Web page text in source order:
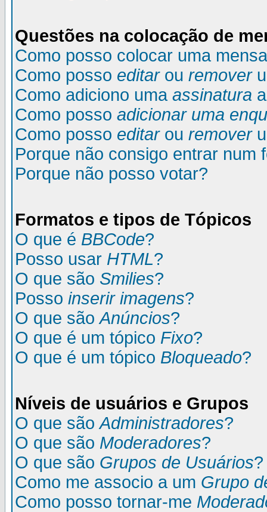
Questões na colocação de
Como posso colocar uma
Como posso editarou remover
Como adiciono uma assinatura
Como posso adicionar uma
Como posso editarou remover
Porque não consigo entrar num
Porque não posso votar?
Formatos e tipos de Tópicos
O que é BBCode?
Posso usar HTML?
O que são Smilies?
Posso inserir imagens?
O que sãoAnúncios?
O que é um tópico Fixo?
O que é um tópico Bloqueado?
Níveis de usuários e Grupos
O que sãoAdministradores?
O que são Moderadores?
O que são Grupos de Usuários?
Como me associo a um Grupo
Como posso tornar-me